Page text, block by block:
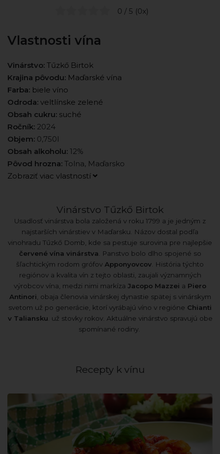
0 / 5 (0x)
Vlastnosti vína
Vinárstvo: Tűzkő Birtok
Krajina pôvodu: Maďarské vína
Farba: biele víno
Odroda: veltlínske zelené
Obsah cukru: suché
Ročník: 2024
Objem: 0,750l
Obsah alkoholu: 12%
Pôvod hrozna: Tolna, Maďarsko
Zobraziť viac vlastností
Vinárstvo Tűzkő Birtok
Usadlosť vinárstva bola založená v roku 1799 a je jedným z
najstarších vinárstiev v Maďarsku. Názov dostal podľa
vinohradu Tűzkő Domb, kde sa pestuje surovina pre najlepšie
červené vína vinárstva . Panstvo bolo dlho spojené so
šľachtickým rodom grófov Apponyovcov . História týchto
regiónov a kvalita vín z tejto oblasti, zaujali významných
výrobcov vína, medzi nimi markíza Jacopo Mazzei a Piero
Antinori , obaja členovia vinárskej dynastie spätej s vinárskym
svetom už po generácie, ktorí vyrábajú víno v regióne Chianti
v Taliansku . už stovky rokov. Aktuálne vinárstvo spravujú obe
spomínané rodiny.
Recepty k vínu